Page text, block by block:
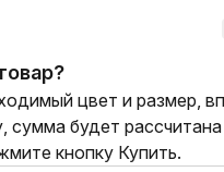
цвет и размер,
сумма будет
кнопку Купить.